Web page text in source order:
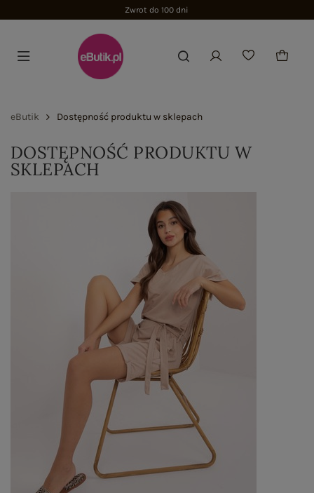
Zwrot do 100 dni
eButik Dostępność produktu w sklepach
DOSTĘPNOŚĆ PRODUKTU W
SKLEPACH